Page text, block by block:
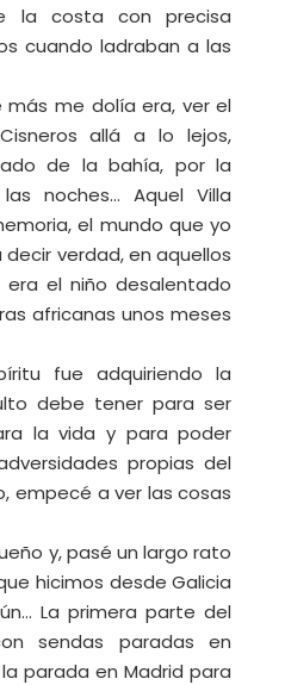
la costa con precisa
cuando ladraban a las
más me dolía era, ver el
allá a lo lejos,
de la bahía, por la
noches… Aquel Villa
el mundo que yo
verdad, en aquellos
el niño desalentado
africanas unos meses
fue adquiriendo la
debe tener para ser
la vida y para poder
propias del
empecé a ver las cosas
y, pasé un largo rato
hicimos desde Galicia
La primera parte del
sendas paradas en
parada en Madrid para